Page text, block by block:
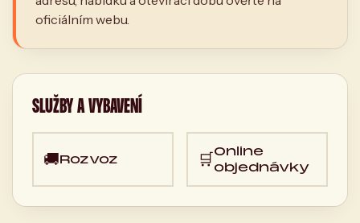
oficiálním webu.
SLUŽBY A VYBAVENÍ
🚚Rozvoz 🛒Online
objednávky